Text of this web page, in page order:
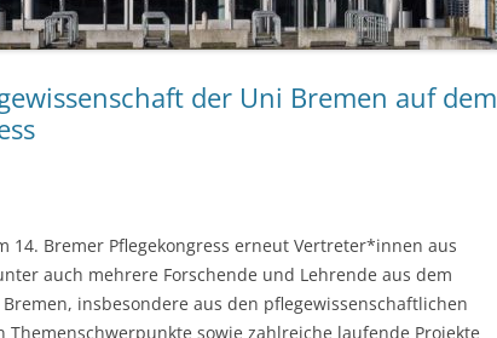
der Uni Bremen auf dem
14. Bremer Pflegekongress erneut Vertreter*innen aus
auch mehrere Forschende und Lehrende aus dem
insbesondere aus den pflegewissenschaftlichen
Themenschwerpunkte sowie zahlreiche laufende Projekte